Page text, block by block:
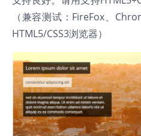
（兼容测试：FireFox、
HTML5/CSS3浏览器）